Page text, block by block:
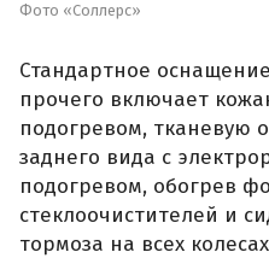
Фото «Соллерс»
Стандартное
прочего включает
подогревом, тканевую
заднего вида с
подогревом, обогрев
стеклоочистителей и
тормоза на всех